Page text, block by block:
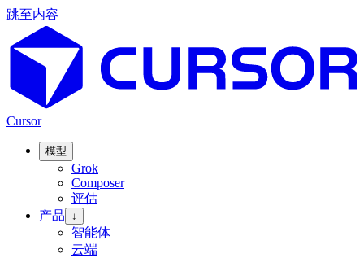
跳至内容
Cursor
模型
Grok
Composer
评估
产品
↓
智能体
云端